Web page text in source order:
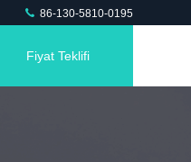
86-130-5810-0195
Fiyat Teklifi